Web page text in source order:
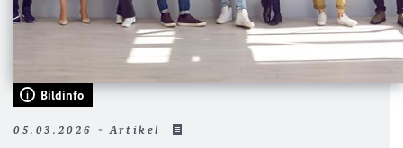
Bildinfo
05.03.2026 - Artikel